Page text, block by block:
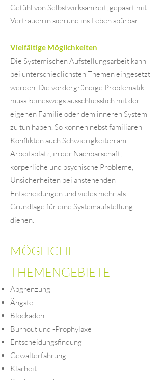
Gefühl von Selbstwirksamkeit, gepaart mit
Vertrauen in sich und ins Leben spürbar.
Vielfältige Möglichkeiten
Die Systemischen Aufstellungsarbeit kann
bei unterschiedlichsten Themen eingesetzt
werden. Die vordergründige Problematik
muss keineswegs ausschliesslich mit der
eigenen Familie oder dem inneren System
zu tun haben. So können nebst familiären
Konflikten auch Schwierigkeiten am
Arbeitsplatz, in der Nachbarschaft,
körperliche und psychische Probleme,
Unsicherheiten bei anstehenden
Entscheidungen und vieles mehr als
Grundlage für eine Systemaufstellung
dienen.
MÖGLICHE
THEMENGEBIETE
Abgrenzung
Ängste
Blockaden
Burnout und -Prophylaxe
Entscheidungsfindung
Gewalterfahrung
Klarheit